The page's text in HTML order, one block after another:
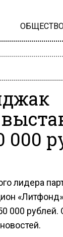
000
лидера
000 рублей.